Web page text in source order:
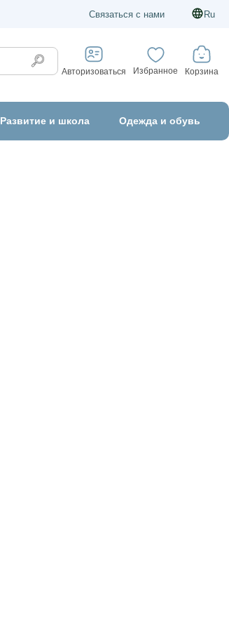
Связаться с нами Ru
Авторизоваться Избранное Корзина
Развитие и школа Одежда и обувь